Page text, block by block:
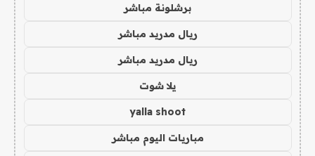
برشلونة مباشر
ريال مدريد مباشر
ريال مدريد مباشر
يلا شوت
yalla shoot
مباريات اليوم مباشر